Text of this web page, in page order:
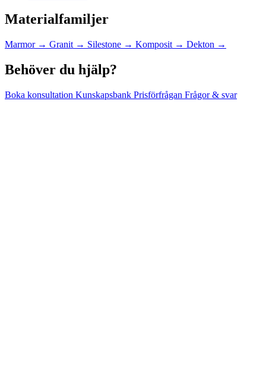
Materialfamiljer
Marmor → Granit → Silestone → Komposit → Dekton →
Behöver du hjälp?
Boka konsultation Kunskapsbank Prisförfrågan Frågor & svar